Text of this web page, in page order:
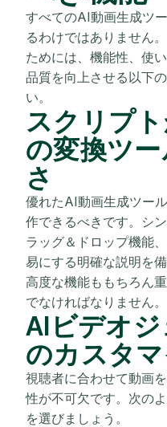
すべてのAI動画生成ツ
るわけではありません
ためには、機能性、使
品質を向上させる以下
い。
スクリプ
の変換ツ
さ
優れたAI動画生成ツー
作できるべきです。シ
ラッグ＆ドロップ機能
易にする明確な説明を
高度な機能ももちろん
でなければなりません。
AIビデオ
のカスタ
視聴者に合わせて動画
性が不可欠です。次の
を選びましょう。